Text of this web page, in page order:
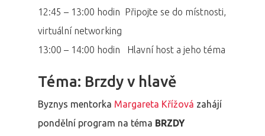
12:45 – 13:00 hodin Připojte se do místnosti,
virtuální networking
13:00 – 14:00 hodin Hlavní host a jeho téma
Téma: Brzdy v hlavě
Byznys mentorka Margareta Křížová zahájí
pondělní program na téma BRZDY